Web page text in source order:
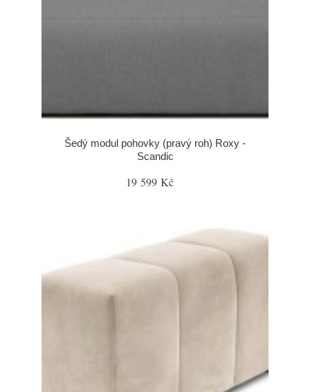
Šedý modul pohovky (pravý roh) Roxy -
Scandic
19 599 Kč